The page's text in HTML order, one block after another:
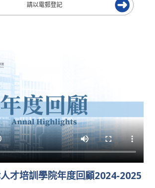
才培訓學院年度回顧2024-2025